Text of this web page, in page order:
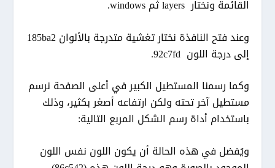
القائمة ونختار layers ثم windows.
وعند فتح النافذة نختار تغشية متدرجة بالألوان 185ba2
إلى درجة اللون 92c7fd.
وكما رسمنا المستطيل الكبير في أعلى الصفحة نرسم
مستطيل آخر تحته ولكن ارتفاعه أصغر بكثير، وذلك
باستخدام أداة رسم الشكل المربع التالية:
ويُفضل في هذه الحالة أن يكون اللون نفس اللون